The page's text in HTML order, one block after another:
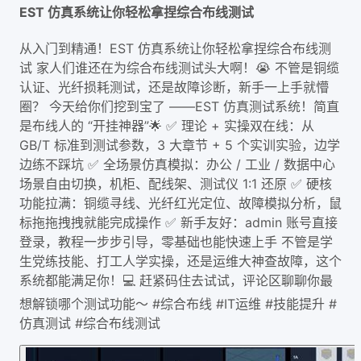
EST 仿真系统让你轻松拿捏综合布线测试
从入门到精通！EST 仿真系统让你轻松拿捏综合布线测
试 家人们谁还在为综合布线测试头大啊！😭 不管是铜缆
认证、光纤损耗测试，还是故障诊断，新手一上手就懵
圈？ 今天给你们挖到宝了 ——EST 仿真测试系统！简直
是布线人的 “开挂神器”🌟 ✅ 理论 + 实操双在线：从
GB/T 标准到测试参数，3 大章节 + 5 个实训实验，边学
边练不踩坑 ✅ 全场景仿真模拟：办公 / 工业 / 数据中心
场景自由切换，机柜、配线架、测试仪 1:1 还原 ✅ 硬核
功能拉满：铜缆寻线、光纤红光定位、故障模拟分析，鼠
标拖拖拽拽就能完成操作 ✅ 新手友好：admin 账号直接
登录，教程一步步引导，零基础也能快速上手 不管是学
生党练技能、打工人学实操，还是运维大神查故障，这个
系统都能满足你！💻 赶紧码住去试试，评论区聊聊你最
想解锁哪个测试功能～ #综合布线 #IT运维 #技能提升 #
仿真测试 #综合布线测试